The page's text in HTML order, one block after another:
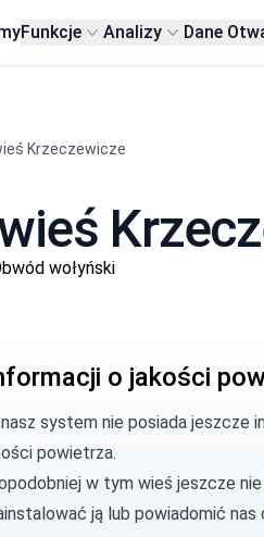
Funkcje Analizy Dane
Krzeczewicze
wołyński
o jakości
system nie posiada jeszcze
powietrza.
w tym wieś jeszcze
ją lub powiadomić nas